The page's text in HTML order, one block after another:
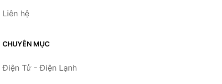
Liên hệ
CHUYÊN MỤC
Điện Tử - Điện Lạnh